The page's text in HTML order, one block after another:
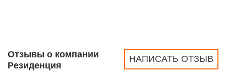
НАПИСАТЬ ОТЗЫВ
Отзывы о компании
Резиденция